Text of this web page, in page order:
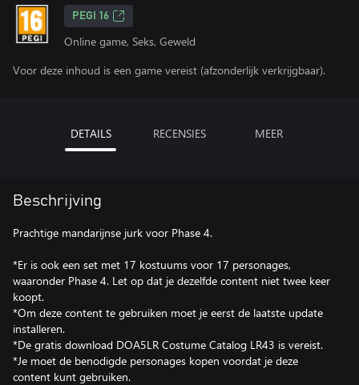
PEGI 16
Online game, Seks, Geweld
Voor deze inhoud is een game vereist (afzonderlijk verkrijgbaar).
DETAILS RECENSIES MEER
Beschrijving
Prachtige mandarijnse jurk voor Phase 4.
*Er is ook een set met 17 kostuums voor 17 personages,
waaronder Phase 4. Let op dat je dezelfde content niet twee keer
koopt.
*Om deze content te gebruiken moet je eerst de laatste update
installeren.
*De gratis download DOA5LR Costume Catalog LR43 is vereist.
*Je moet de benodigde personages kopen voordat je deze
content kunt gebruiken.